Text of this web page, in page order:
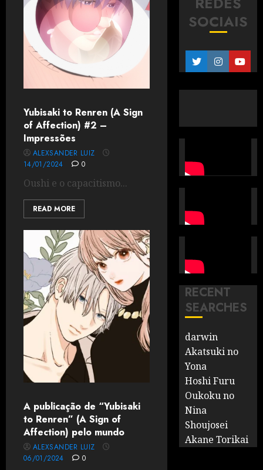
Yubisaki to Renren (A Sign
of Affection) #2 –
Impressões
ALEXSANDER LUIZ
14/01/2024
0
Oushi e o capacitismo...
READ MORE
A publicação de “Yubisaki
to Renren” (A Sign of
Affection) pelo mundo
ALEXSANDER LUIZ
06/01/2024
0
SOCIAIS
RECENT
SEARCHES
darwin
Akatsuki no
Yona
Hoshi Furu
Oukoku no
Nina
Shoujosei
Akane Torikai